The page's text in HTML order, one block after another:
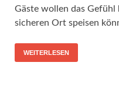
Gäste wollen das Gefühl
sicheren Ort speisen
WEITERLESEN